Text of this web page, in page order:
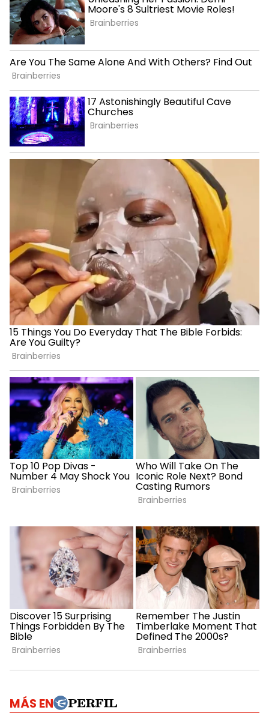
MÁS EN